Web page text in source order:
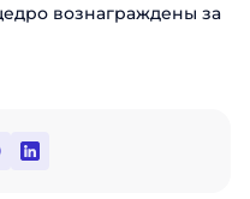
вознаграждены за